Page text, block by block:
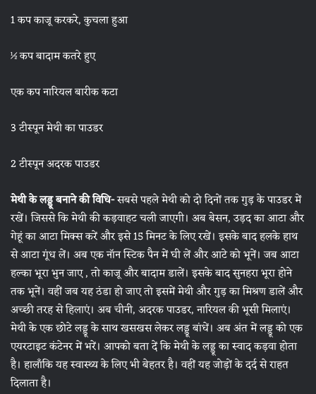
1 कप काजू करकरे, कुचला हुआ
½ कप बादाम कतरे हुए
एक कप नारियल बारीक कटा
3 टीस्पून मेथी का पाउडर
2 टीस्पून अदरक पाउडर
मेथी के लड्डूबनाने की विधि-सबसे पहले मेथी को दो दिनों तक गुड़ के पाउडर में
रखें। जिससे कि मेथी की कड़वाहट चली जाएगी। अब बेसन, उड़द का आटा और
गेहूं का आटा मिक्स करें और इसे 15 मिनट के लिए रखें। इसके बाद हलके हाथ
से आटा गूंध लें। अब एक नॉन स्टिक पैन में घी लें और आटे को भूनें। जब आटा
हल्का भूरा भुन जाए , तो काजू और बादाम डालें। इसके बाद सुनहरा भूरा होने
तक भूनें। वहीं जब यह ठंडा हो जाए तो इसमें मेथी और गुड़ का मिश्रण डालें और
अच्छी तरह से हिलाएं। अब चीनी, अदरक पाउडर, नारियल की भूसी मिलाएं।
मेथी के एक छोटे लड्डू के साथ खसखस लेकर लड्डू बांधें। अब अंत में लड्डू को एक
एयरटाइट कंटेनर में भरें। आपको बता दें कि मेथी के लड्डू का स्वाद कड़वा होता
है। हालाँकि यह स्वास्थ्य के लिए भी बेहतर है। वहीं यह जोड़ों के दर्द से राहत
दिलाता है।